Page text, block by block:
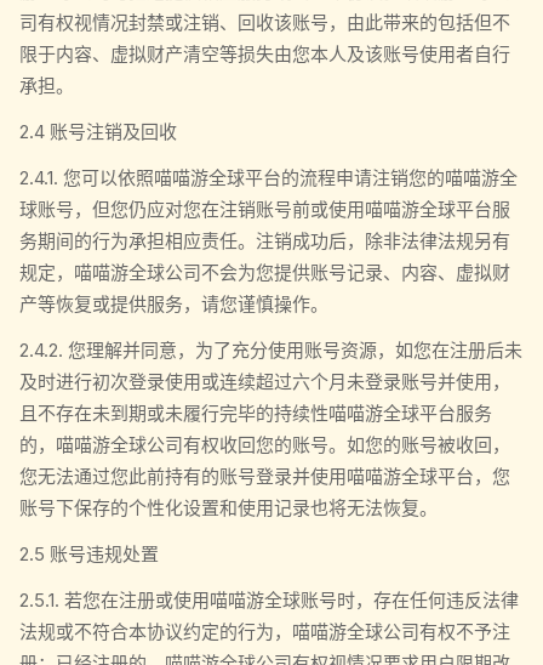
司有权视情况封禁或注销、回收该账号，由此带来的包括但不
限于内容、虚拟财产清空等损失由您本人及该账号使用者自行
承担。
2.4 账号注销及回收
2.4.1. 您可以依照喵喵游全球平台的流程申请注销您的喵喵游全
球账号，但您仍应对您在注销账号前或使用喵喵游全球平台服
务期间的行为承担相应责任。注销成功后，除非法律法规另有
规定，喵喵游全球公司不会为您提供账号记录、内容、虚拟财
产等恢复或提供服务，请您谨慎操作。
2.4.2. 您理解并同意，为了充分使用账号资源，如您在注册后未
及时进行初次登录使用或连续超过六个月未登录账号并使用，
且不存在未到期或未履行完毕的持续性喵喵游全球平台服务
的，喵喵游全球公司有权收回您的账号。如您的账号被收回，
您无法通过您此前持有的账号登录并使用喵喵游全球平台，您
账号下保存的个性化设置和使用记录也将无法恢复。
2.5 账号违规处置
2.5.1. 若您在注册或使用喵喵游全球账号时，存在任何违反法律
法规或不符合本协议约定的行为，喵喵游全球公司有权不予注